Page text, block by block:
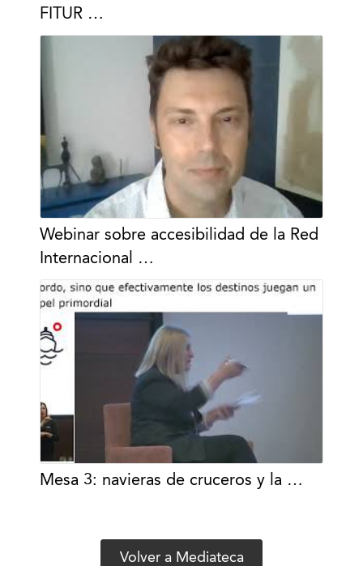
FITUR …
Webinar sobre accesibilidad de la Red
Internacional …
Mesa 3: navieras de cruceros y la …
Volver a Mediateca